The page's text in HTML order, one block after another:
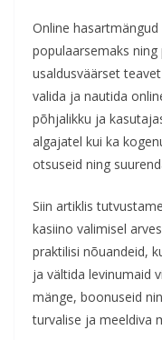
Online
populaarsemaks
usaldusväärset
valida ja nautida
põhjalikku ja
algajatel kui ka
otsuseid ning
Siin artiklis
kasiino valimisel
praktilisi nõuandeid,
ja vältida levinumaid
mänge, boonuseid
turvalise ja meeldiva